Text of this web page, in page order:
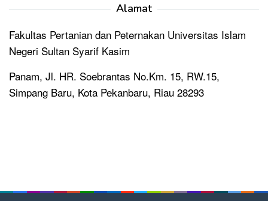
Alamat
Fakultas Pertanian dan Peternakan Universitas Islam
Negeri Sultan Syarif Kasim
Panam, Jl. HR. Soebrantas No.Km. 15, RW.15,
Simpang Baru, Kota Pekanbaru, Riau 28293